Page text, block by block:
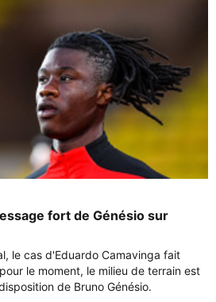
fort de Génésio sur
le cas d'Eduardo Camavinga fait
le moment, le milieu de terrain est
de Bruno Génésio.